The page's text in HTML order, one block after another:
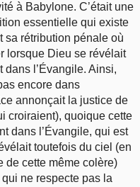
à Babylone. C’était une
essentielle qui existe
sa rétribution pénale où
lorsque Dieu se révélait
l’Évangile. Ainsi,
encore dans
annonçait la justice de
croiraient), quoique cette
dans l’Évangile, qui est
toutefois du ciel (en
de cette même colère)
ne respecte pas la